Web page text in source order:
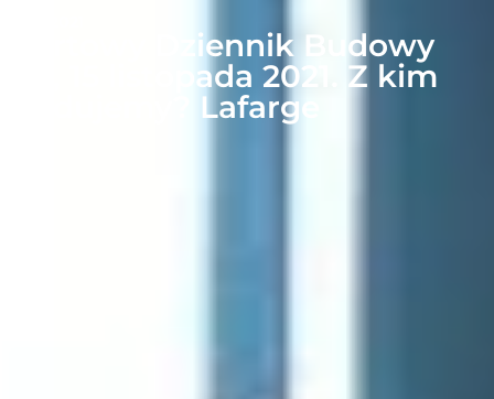
Portowy Dziennik Budowy
#6, 15 listopada 2021. Z kim
budujemy? Lafarge